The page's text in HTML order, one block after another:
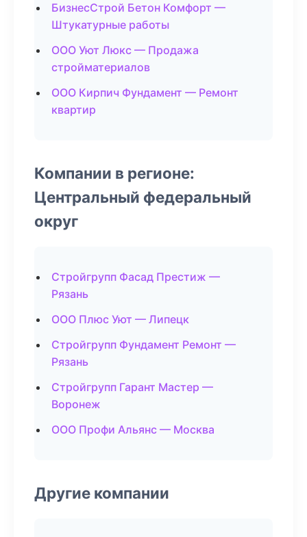
БизнесСтрой Бетон Комфорт —
Штукатурные работы
ООО Уют Люкс — Продажа
стройматериалов
ООО Кирпич Фундамент — Ремонт
квартир
Компании в регионе:
Центральный федеральный
округ
Стройгрупп Фасад Престиж —
Рязань
ООО Плюс Уют — Липецк
Стройгрупп Фундамент Ремонт —
Рязань
Стройгрупп Гарант Мастер —
Воронеж
ООО Профи Альянс — Москва
Другие компании